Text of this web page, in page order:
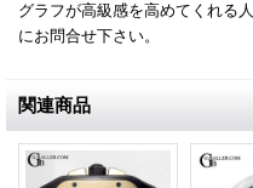
グラフが高級感を高めてくれる
にお問合せ下さい。
関連商品